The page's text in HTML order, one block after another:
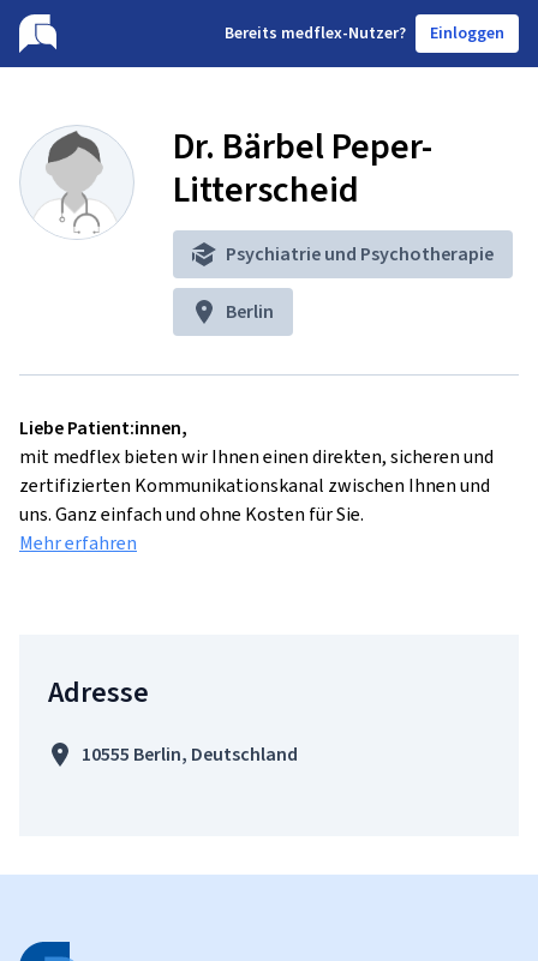
Bereits medflex-Nutzer? Einloggen
Dr. Bärbel Peper-
Litterscheid
Psychiatrie und Psychotherapie
Berlin
Liebe Patient:innen,
mit medflex bieten wir Ihnen einen direkten, sicheren und
zertifizierten Kommunikationskanal zwischen Ihnen und
uns. Ganz einfach und ohne Kosten für Sie.
Mehr erfahren
Adresse
10555 Berlin, Deutschland